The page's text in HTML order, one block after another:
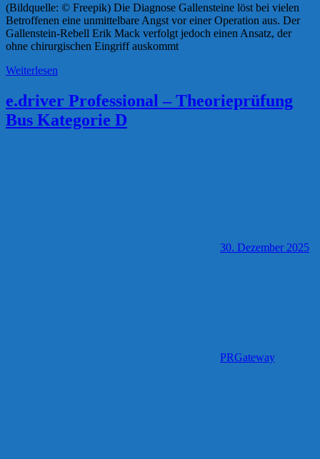
(Bildquelle: © Freepik) Die Diagnose Gallensteine löst bei vielen
Betroffenen eine unmittelbare Angst vor einer Operation aus. Der
Gallenstein-Rebell Erik Mack verfolgt jedoch einen Ansatz, der
ohne chirurgischen Eingriff auskommt
Weiterlesen
e.driver Professional – Theorieprüfung
Bus Kategorie D
30. Dezember 2025
PRGateway